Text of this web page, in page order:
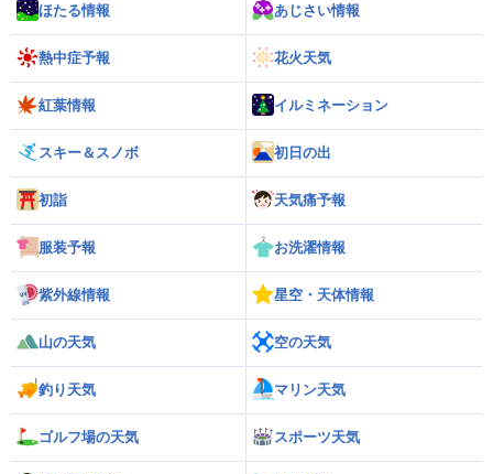
ほたる情報 あじさい情報
熱中症予報 花火天気
紅葉情報 イルミネーション
スキー＆スノボ 初日の出
初詣 天気痛予報
服装予報 お洗濯情報
紫外線情報 星空・天体情報
山の天気 空の天気
釣り天気 マリン天気
ゴルフ場の天気 スポーツ天気